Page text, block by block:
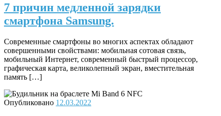
7 причин медленной зарядки
смартфона Samsung.
Современные смартфоны во многих аспектах обладают
совершенными свойствами: мобильная сотовая связь,
мобильный Интернет, современный быстрый процессор,
графическая карта, великолепный экран, вместительная
память […]
Опубликовано 12.03.2022